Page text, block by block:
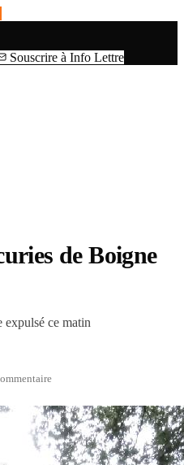
Souscrire à Info Lettre
de Boigne
ce matin